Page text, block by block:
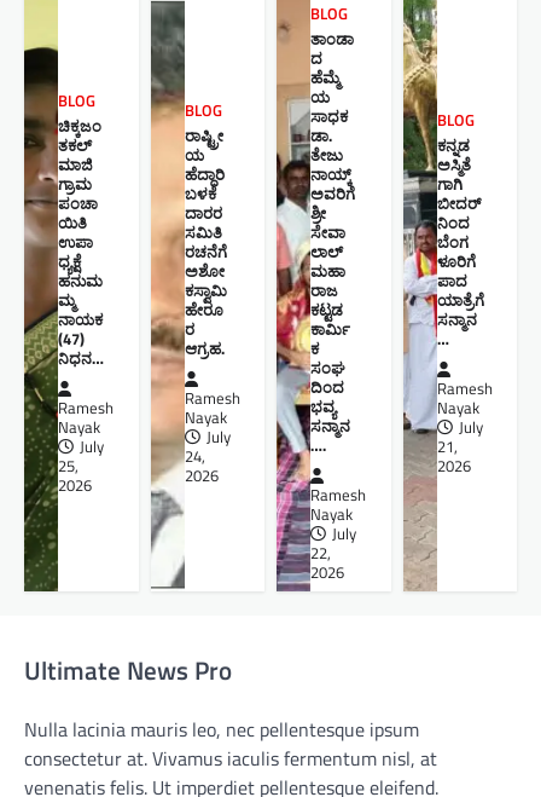
BLOG
ಚಿಕ್ಕಜಂ
ತಕಲ್
ಮಾಜಿ
ಗ್ರಾಮ
ಪಂಚಾ
ಯಿತಿ
ಉಪಾ
ಧ್ಯಕ್ಷೆ
ಹನುಮ
ಮ್ಮ
ನಾಯಕ
(47)
ನಿಧನ…
Ramesh
Nayak
July
25,
2026
BLOG
ರಾಷ್ಟ್ರೀ
ಯ
ಹೆದ್ದಾರಿ
ಬಳಕೆ
ದಾರರ
ಸಮಿತಿ
ರಚನೆಗೆ
ಅಶೋ
ಕಸ್ವಾಮಿ
ಹೇರೂ
ರ
ಆಗ್ರಹ.
Ramesh
Nayak
July
24,
2026
BLOG
ತಾಂಡಾ
ದ
ಹೆಮ್ಮೆ
ಯ
ಸಾಧಕ
ಡಾ.
ತೇಜು
ನಾಯ್ಕ್
ಅವರಿಗೆ
ಶ್ರೀ
ಸೇವಾ
ಲಾಲ್
ಮಹಾ
ರಾಜ
ಕಟ್ಟಡ
ಕಾರ್ಮಿ
ಕ
ಸಂಘ
ದಿಂದ
ಭವ್ಯ
ಸನ್ಮಾನ
….
Ramesh
Nayak
July
22,
2026
BLOG
ಕನ್ನಡ
ಅಸ್ಮಿತೆ
ಗಾಗಿ
ಬೀದರ್
ನಿಂದ
ಬೆಂಗ
ಳೂರಿಗೆ
ಪಾದ
ಯಾತ್ರೆಗೆ
ಸನ್ಮಾನ
…
Ramesh
Nayak
July
21,
2026
Ultimate News Pro
Nulla lacinia mauris leo, nec pellentesque ipsum
consectetur at. Vivamus iaculis fermentum nisl, at
venenatis felis. Ut imperdiet pellentesque eleifend.